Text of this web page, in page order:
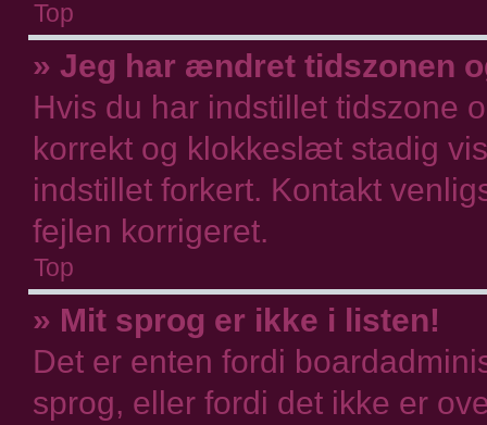
Top
» Jeg har ændret tidszonen
Hvis du har indstillet tidszone
korrekt og klokkeslæt stadig
indstillet forkert. Kontakt
fejlen korrigeret.
Top
» Mit sprog er ikke i listen!
Det er enten fordi
sprog, eller fordi det ikke er